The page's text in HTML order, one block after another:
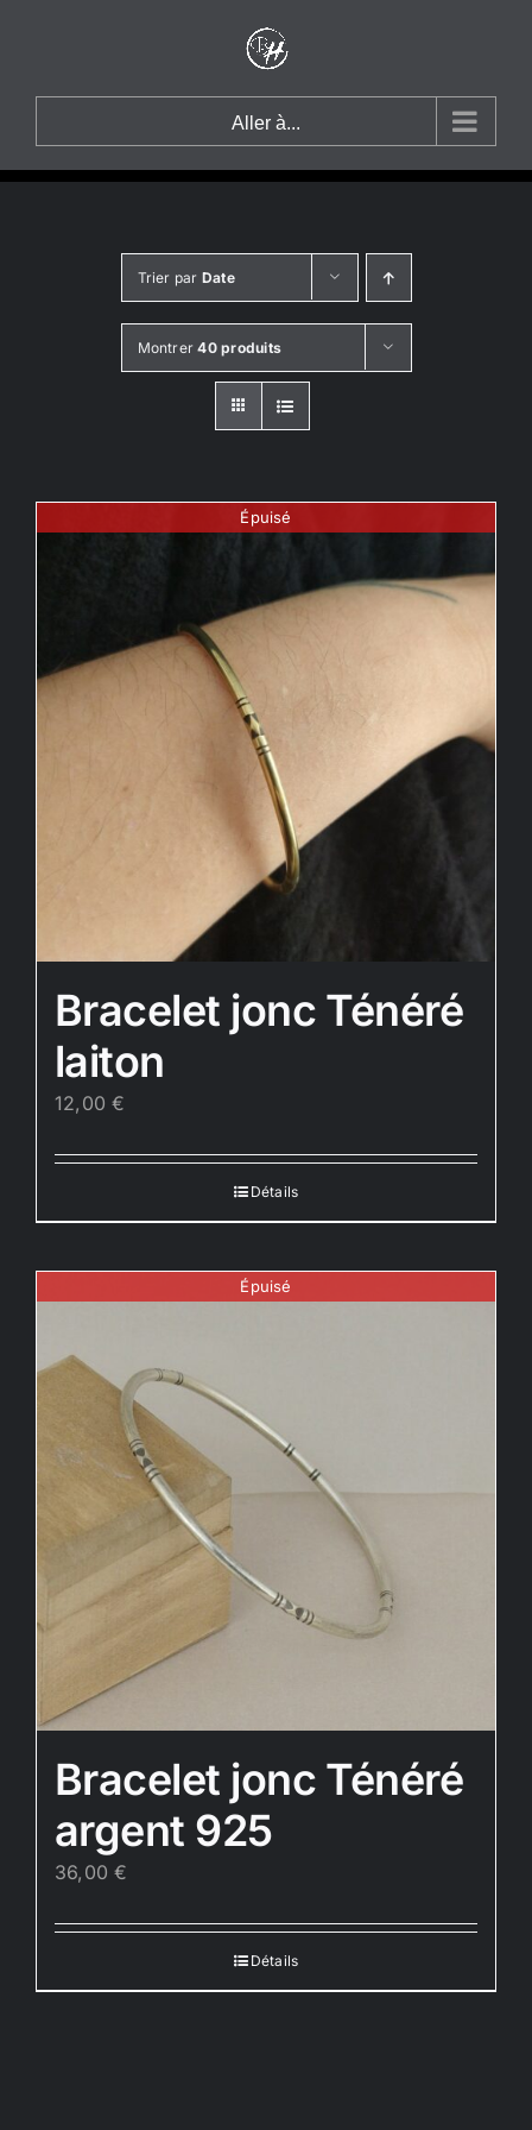
Aller à...
Trier par Date
Montrer40 produits
Épuisé
Bracelet jonc Ténéré
laiton
12,00€
Détails
Épuisé
Bracelet jonc Ténéré
argent 925
36,00€
Détails